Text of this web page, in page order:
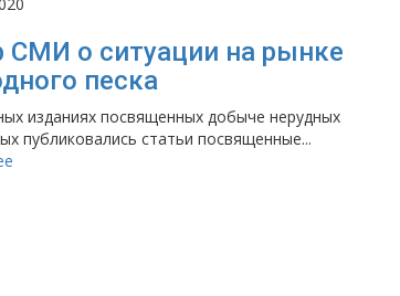
СМИ о ситуации на рынке
песка
изданиях посвященных добыче нерудных
публиковались статьи посвященные...